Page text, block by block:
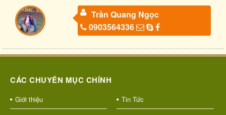
Trần Quang Ngọc
0903564336
CÁC CHUYÊN MỤC CHÍNH
Giới thiệu
Tin Tức